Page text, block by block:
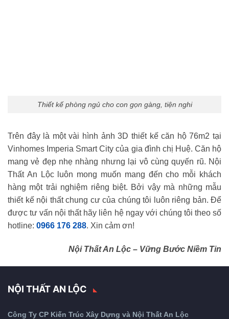
Thiết kế phòng ngủ cho con gọn gàng, tiện nghi
Trên đây là một vài hình ảnh 3D thiết kế căn hộ 76m2 tại
Vinhomes Imperia Smart City của gia đình chị Huệ. Căn hộ
mang vẻ đẹp nhẹ nhàng nhưng lại vô cùng quyến rũ. Nội
Thất An Lộc luôn mong muốn mang đến cho mỗi khách
hàng một trải nghiệm riêng biệt. Bởi vậy mà những mẫu
thiết kế nội thất chung cư của chúng tôi luôn riêng bản. Để
được tư vấn nội thất hãy liên hệ ngay với chúng tôi theo số
hotline: 0966 176 288. Xin cảm ơn!
Nội Thất An Lộc – Vững Bước Niềm Tin
NỘI THẤT AN LỘC
Công Ty CP Kiến Trúc Xây Dựng và Nội Thất An Lộc